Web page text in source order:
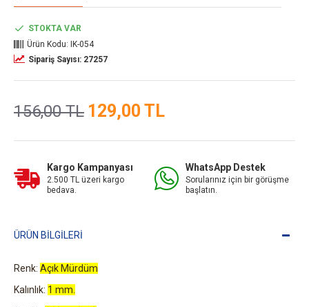
129,00 TL
156,00 TL
STOKTA VAR
Ürün Kodu:
IK-054
Sipariş Sayısı: 27257
Kargo Kampanyası
2.500 TL üzeri kargo
bedava.
WhatsApp Destek
Sorularınız için bir görüşme
başlatın.
ÜRÜN BILGILERI
Renk: Açık Mürdüm
Kalınlık: 1 mm.